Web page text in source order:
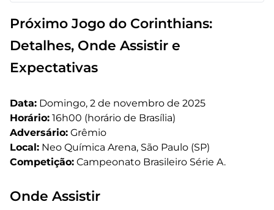
Próximo Jogo do Corinthians:
Detalhes, Onde Assistir e
Expectativas
Data: Domingo, 2 de novembro de 2025
Horário: 16h00 (horário de Brasília)
Adversário: Grêmio
Local: Neo Química Arena, São Paulo (SP)
Competição: Campeonato Brasileiro Série A.
Onde Assistir